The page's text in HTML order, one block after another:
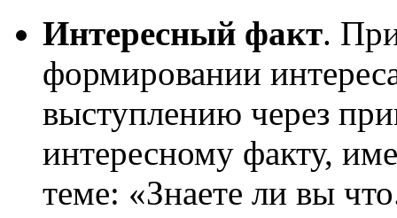
Интересный факт.
формировании
выступлению через
интересному факту,
теме: «Знаете ли вы